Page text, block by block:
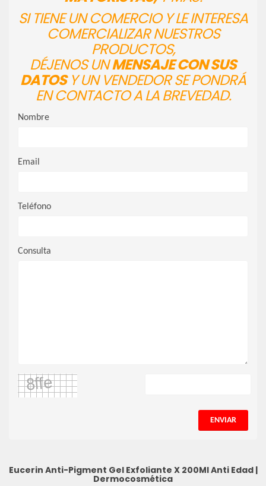
SI TIENE UN COMERCIO Y LE INTERESA
COMERCIALIZAR NUESTROS
PRODUCTOS,
DÉJENOS UNMENSAJE CON SUS
DATOSY UN VENDEDOR SE PONDRÁ
EN CONTACTO A LA BREVEDAD.
Nombre
Email
Teléfono
Consulta
ENVIAR
Eucerin Anti-Pigment Gel Exfoliante X 200MlAnti Edad|
Dermocosmética